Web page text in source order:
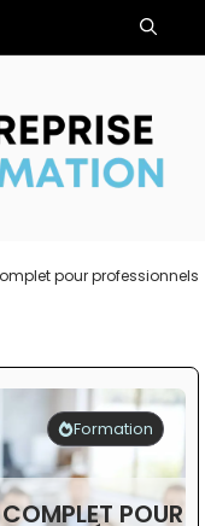
pour professionnels
POUR
Formation